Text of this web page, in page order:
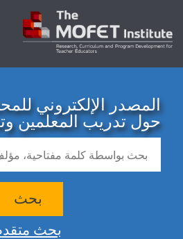
المصدر الإلكتروني
حول تدريب المعلمين
بحث
بحث